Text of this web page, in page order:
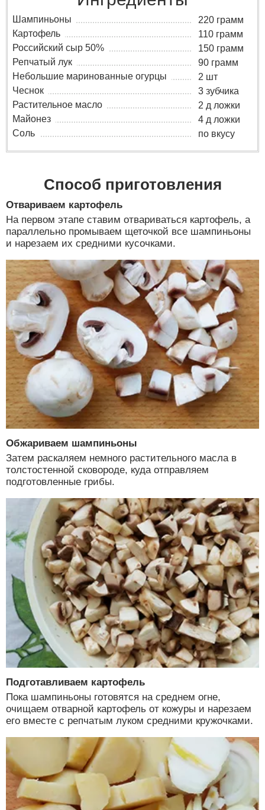
Шампиньоны
220 грамм
Картофель
110 грамм
Российский сыр 50%
150 грамм
Репчатый лук
90 грамм
Небольшие маринованные огурцы
2 шт
Чеснок
3 зубчика
Растительное масло
2 д ложки
Майонез
4 д ложки
Соль
по вкусу
Способ приготовления
Отвариваем картофель
На первом этапе ставим отвариваться картофель, а
параллельно промываем щеточкой все шампиньоны
и нарезаем их средними кусочками.
Обжариваем шампиньоны
Затем раскаляем немного растительного масла в
толстостенной сковороде, куда отправляем
подготовленные грибы.
Подготавливаем картофель
Пока шампиньоны готовятся на среднем огне,
очищаем отварной картофель от кожуры и нарезаем
его вместе с репчатым луком средними кружочками.